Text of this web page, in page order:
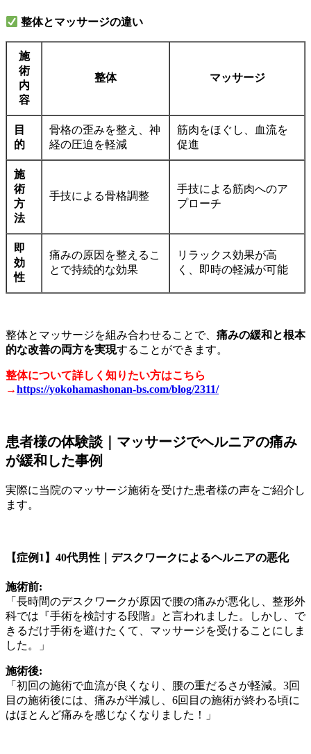
整体とマッサージの違い
施
術
内
容
整体 マッサージ
目
的
骨格の歪みを整え、神
経の圧迫を軽減
筋肉をほぐし、血流を
促進
施
術
方
法
手技による骨格調整
手技による筋肉へのア
プローチ
即
効
性
痛みの原因を整えるこ
とで持続的な効果
リラックス効果が高
く、即時の軽減が可能
整体とマッサージを組み合わせることで、 痛みの緩和と根本
的な改善の両方を実現することができます。
整体について詳しく知りたい方はこちら
→https://yokohamashonan-bs.com/blog/2311/
患者様の体験談｜マッサージでヘルニアの痛み
が緩和した事例
実際に当院のマッサージ施術を受けた患者様の声をご紹介し
ます。
【症例1】40代男性｜デスクワークによるヘルニアの悪化
施術前:
「長時間のデスクワークが原因で腰の痛みが悪化し、整形外
科では『手術を検討する段階』と言われました。しかし、で
きるだけ手術を避けたくて、マッサージを受けることにしま
した。」
施術後:
「初回の施術で血流が良くなり、腰の重だるさが軽減。3回
目の施術後には、痛みが半減し、6回目の施術が終わる頃に
はほとんど痛みを感じなくなりました！」